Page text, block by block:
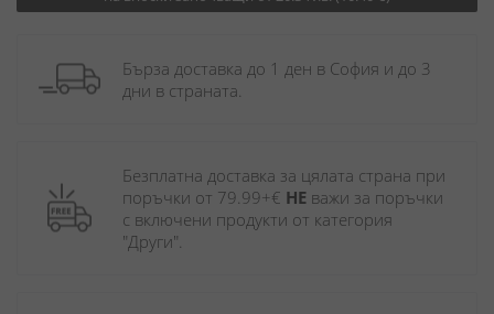
Бърза доставка до 1 ден в София и до 3
дни в страната.
Безплатна доставка за цялата страна при
поръчки от 79.99+€ НЕ важи за поръчки
с включени продукти от категория
"Други".